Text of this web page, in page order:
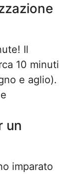
Il
10 minuti
e aglio).
un
imparato